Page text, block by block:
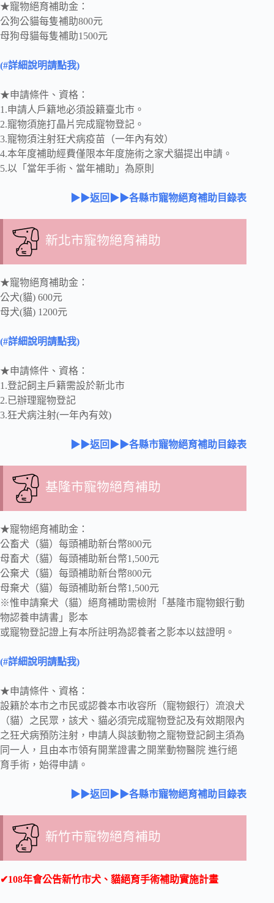
★寵物絕育補助金：
公狗公貓每隻補助800元
母狗母貓每隻補助1500元
(#詳細說明請點我)
★申請條件、資格：
1.申請人戶籍地必須設籍臺北市。
2.寵物須施打晶片完成寵物登記。
3.寵物須注射狂犬病疫苗（一年內有效）
4.本年度補助經費僅限本年度施術之家犬貓提出申請。
5.以「當年手術、當年補助」為原則
▶▶返回▶▶各縣市寵物絕育補助目錄表
新北市寵物絕育補助
★寵物絕育補助金：
公犬(貓) 600元
母犬(貓) 1200元
(#詳細說明請點我)
★申請條件、資格：
1.登記飼主戶籍需設於新北市
2.已辦理寵物登記
3.狂犬病注射(一年內有效)
▶▶返回▶▶各縣市寵物絕育補助目錄表
基隆市寵物絕育補助
★寵物絕育補助金：
公畜犬（貓）每頭補助新台幣800元
母畜犬（貓）每頭補助新台幣1,500元
公棄犬（貓）每頭補助新台幣800元
母棄犬（貓）每頭補助新台幣1,500元
※惟申請棄犬（貓）絕育補助需檢附「基隆市寵物銀行動
物認養申請書」影本
或寵物登記證上有本所註明為認養者之影本以玆證明。
(#詳細說明請點我)
★申請條件、資格：
設籍於本市之市民或認養本市收容所（寵物銀行）流浪犬
（貓）之民眾，該犬、貓必須完成寵物登記及有效期限內
之狂犬病預防注射，申請人與該動物之寵物登記飼主須為
同一人，且由本市領有開業證書之開業動物醫院 進行絕
育手術，始得申請。
▶▶返回▶▶各縣市寵物絕育補助目錄表
新竹市寵物絕育補助
✔108年會公告新竹市犬、貓絕育手術補助實施計畫